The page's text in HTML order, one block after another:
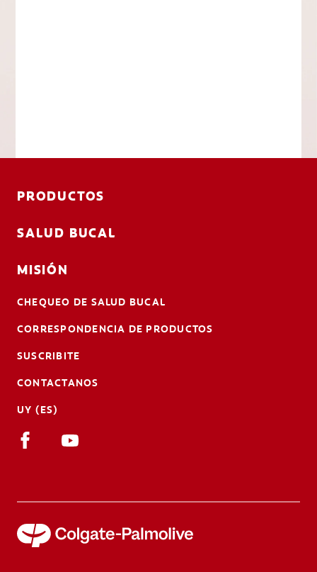
PRODUCTOS
SALUD BUCAL
MISIÓN
CHEQUEO DE SALUD BUCAL
CORRESPONDENCIA DE PRODUCTOS
SUSCRIBITE
CONTACTANOS
UY (ES)